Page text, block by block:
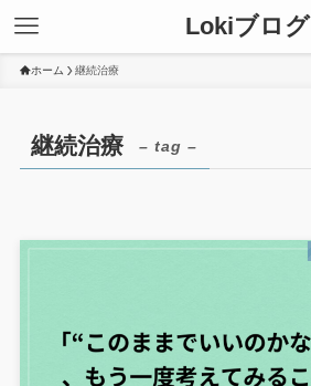
Lokiブログ
ホーム 継続治療
継続治療 – tag –